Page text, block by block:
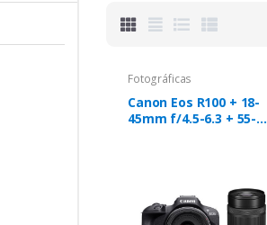
Fotográficas
Canon Eos R100 + 18-
45mm f/4.5-6.3 + 55-